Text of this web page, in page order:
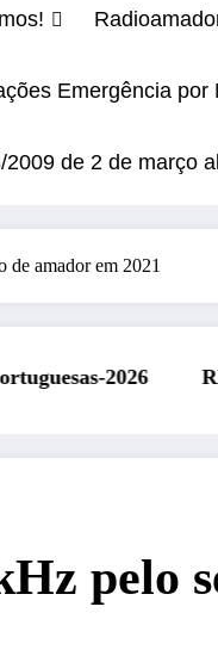
Emergência por
de 2 de março
amador em 2021
REP presente na
pelo